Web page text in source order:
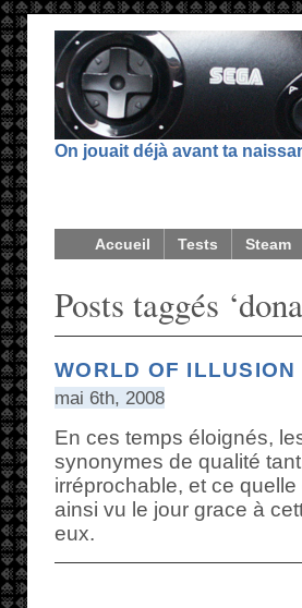
On jouait déjà avant ta
Accueil Tests Steam
Posts taggés
WORLD OF ILLUSION
mai 6th, 2008
En ces temps éloignés,
synonymes de qualité
irréprochable, et ce
ainsi vu le jour grace à
eux.